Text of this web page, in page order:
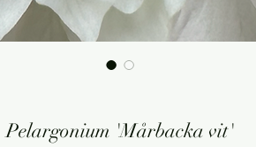
Pelargonium 'Mårbacka vit'